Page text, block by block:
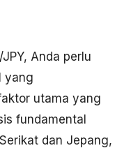
Anda perlu
yang
utama yang
fundamental
dan Jepang,